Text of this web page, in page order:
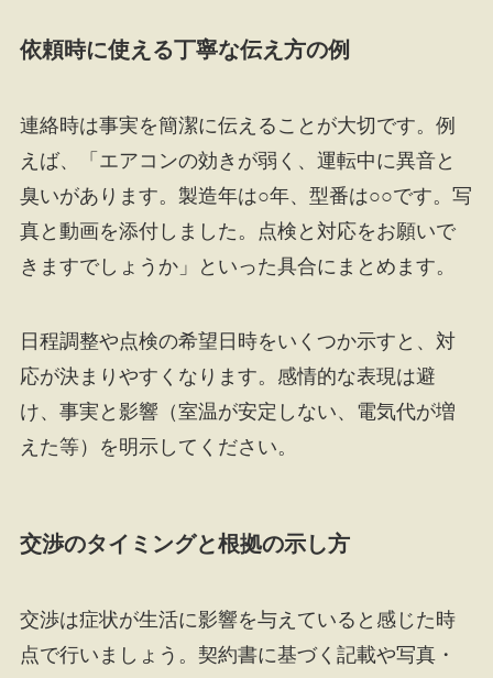
依頼時に使える丁寧な伝え方の例
連絡時は事実を簡潔に伝えることが大切です。例
えば、「エアコンの効きが弱く、運転中に異音と
臭いがあります。製造年は○年、型番は○○です。写
真と動画を添付しました。点検と対応をお願いで
きますでしょうか」といった具合にまとめます。
日程調整や点検の希望日時をいくつか示すと、対
応が決まりやすくなります。感情的な表現は避
け、事実と影響（室温が安定しない、電気代が増
えた等）を明示してください。
交渉のタイミングと根拠の示し方
交渉は症状が生活に影響を与えていると感じた時
点で行いましょう。契約書に基づく記載や写真・